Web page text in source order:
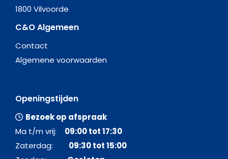
1800 Vilvoorde
C&O Algemeen
Contact
Algemene voorwaarden
Openingstijden
Bezoek op afspraak
Ma t/m vrij: 09:00 tot 17:30
Zaterdag: 09:30 tot 15:00